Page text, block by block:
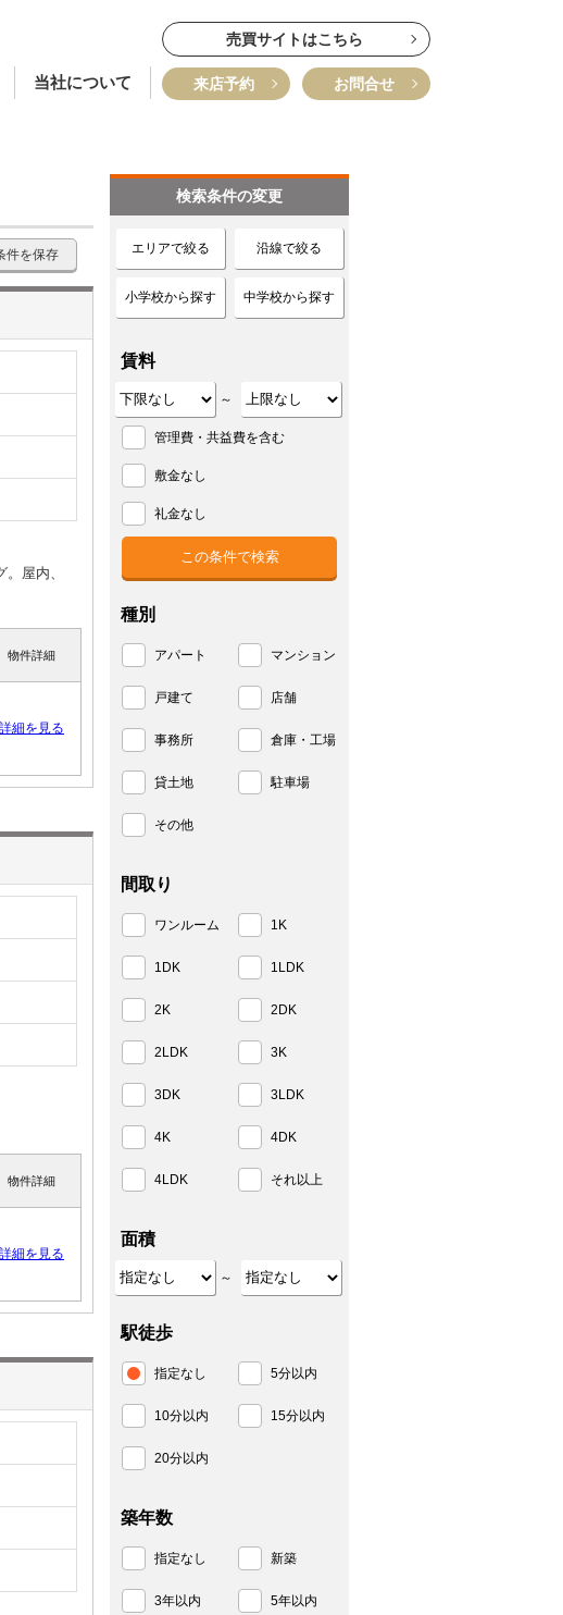
当社について
売買サイトはこちら
来店予約 お問合せ
件を保存
屋内、
物件詳細
詳細を見る
物件詳細
詳細を見る
検索条件の変更
エリアで絞る 沿線で絞る
小学校から探す 中学校から探す
賃料
～
管理費・共益費を含む
敷金なし
礼金なし
種別
アパート マンション
戸建て 店舗
事務所 倉庫・工場
貸土地 駐車場
その他
間取り
ワンルーム 1K
1DK 1LDK
2K 2DK
2LDK 3K
3DK 3LDK
4K 4DK
4LDK それ以上
面積
～
駅徒歩
指定なし 5分以内
10分以内 15分以内
20分以内
築年数
指定なし 新築
3年以内 5年以内